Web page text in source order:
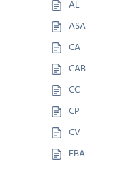
AL
ASA
CA
CAB
CC
CP
CV
EBA